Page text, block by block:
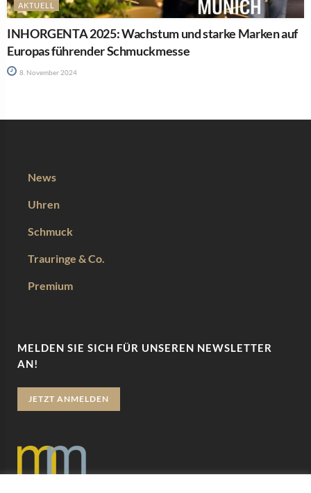
AKTUELL
INHORGENTA 2025: Wachstum und starke Marken auf
Europas führender Schmuckmesse
8. November 2024
News
Uhren
Schmuck
Trauringe & Co.
Premium
MELDEN SIE SICH FÜR UNSEREN NEWSLETTER
AN!
JETZT ANMELDEN